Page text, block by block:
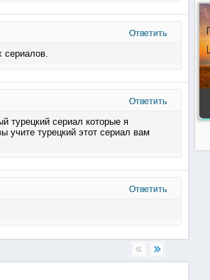
Ответить
сериалов.
Ответить
турецкий сериал которые я
учите турецкий этот сериал вам
Ответить